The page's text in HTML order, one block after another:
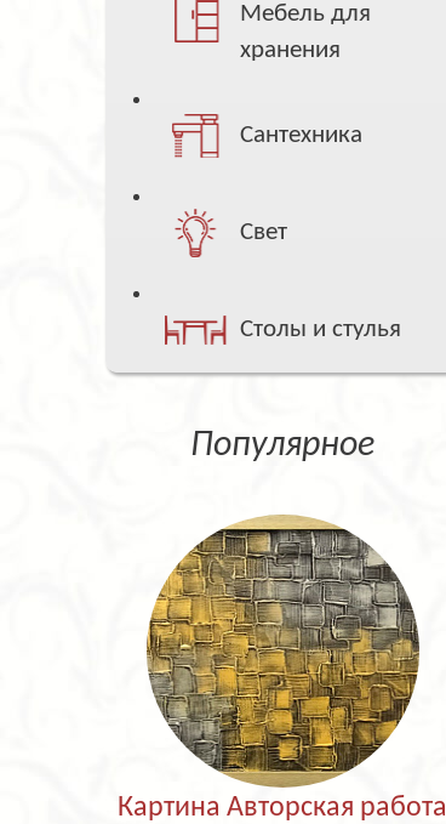
Мебель для
хранения
Сантехника
Свет
Столы и стулья
Популярное
Картина Авторская работа